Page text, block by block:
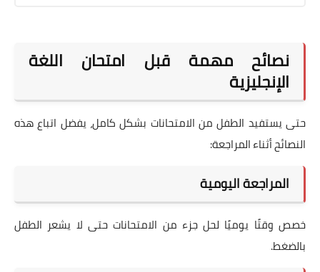
نصائح مهمة قبل امتحان اللغة
الإنجليزية
حتى يستفيد الطفل من الامتحانات بشكل كامل، يفضل اتباع هذه
النصائح أثناء المراجعة:
المراجعة اليومية
خصص وقتًا يوميًا لحل جزء من الامتحانات حتى لا يشعر الطفل
بالضغط.